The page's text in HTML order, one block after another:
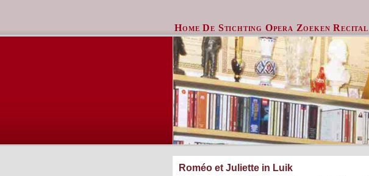
Home De Stichting Opera Zoeken Recital
Roméo et Juliette in Luik